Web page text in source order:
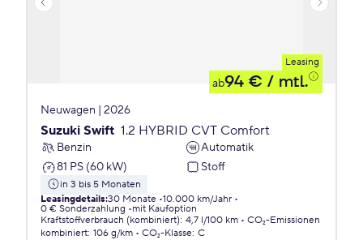
Leasing
ab94 € / mtl.
Neuwagen | 2026
Suzuki Swift 1.2 HYBRID CVT Comfort
Benzin
Automatik
81 PS (60 kW)
Stoff
in 3 bis 5 Monaten
Leasingdetails:30 Monate 10.000 km/Jahr
0 € Sonderzahlung
mit Kaufoption
Kraftstoffverbrauch (kombiniert): 4,7 l/100 km
CO₂-Emissionen
kombiniert: 106 g/km CO₂-Klasse: C